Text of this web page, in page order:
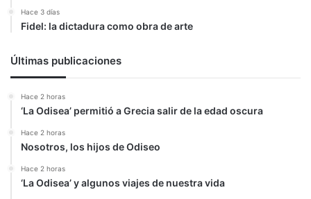
Hace 3 días
Fidel: la dictadura como obra de arte
Últimas publicaciones
Hace 2 horas
‘La Odisea’ permitió a Grecia salir de la edad oscura
Hace 2 horas
Nosotros, los hijos de Odiseo
Hace 2 horas
‘La Odisea’ y algunos viajes de nuestra vida